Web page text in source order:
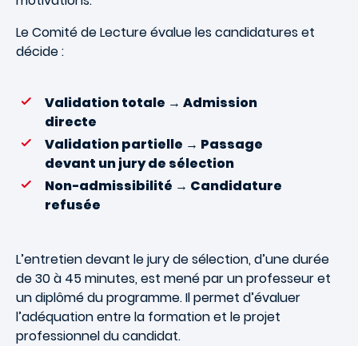
Le Comité de Lecture évalue les candidatures et
décide :
Validation totale → Admission
directe
Validation partielle → Passage
devant un jury de sélection
Non-admissibilité → Candidature
refusée
L’entretien devant le jury de sélection, d’une durée
de 30 à 45 minutes, est mené par un professeur et
un diplômé du programme. Il permet d’évaluer
l’adéquation entre la formation et le projet
professionnel du candidat.